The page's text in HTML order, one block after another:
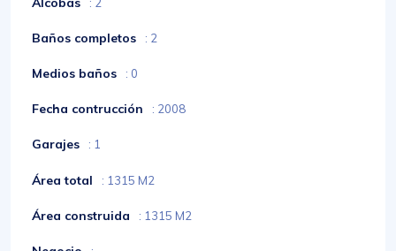
Baños completos : 2
Medios baños : 0
Fecha contrucción : 2008
Garajes : 1
Área total : 1315 M2
Área construida : 1315 M2